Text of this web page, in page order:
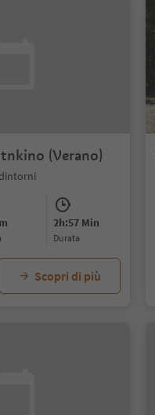
(Verano)
2h:57 Min
durata
Scopri di più